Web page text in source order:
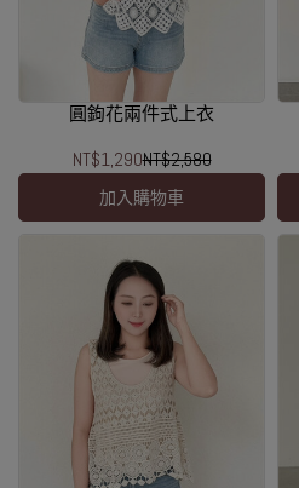
圓鉤花兩件式上衣
NT$1,290NT$2,580
加入購物車